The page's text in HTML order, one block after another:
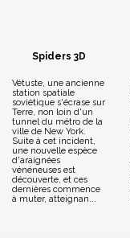
Spiders 3D
Vétuste, une ancienne
station spatiale
soviétique s'écrase sur
Terre, non loin d'un
tunnel du métro de la
ville de New York.
Suite à cet incident,
une nouvelle espèce
d'araignées
vénéneuses est
découverte, et ces
dernières commence
à muter, atteignan...